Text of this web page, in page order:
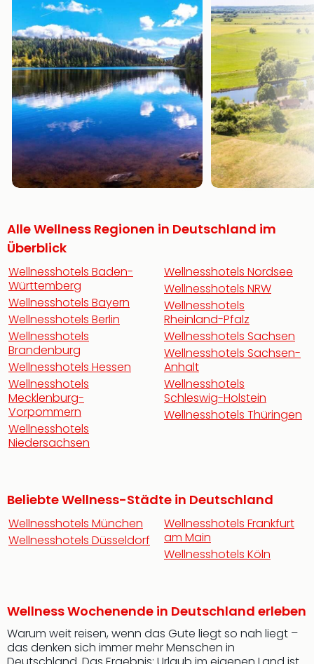
Alle Wellness Regionen in Deutschland im
Überblick
Wellnesshotels Baden-
Württemberg
Wellnesshotels Bayern
Wellnesshotels Berlin
Wellnesshotels
Brandenburg
Wellnesshotels Hessen
Wellnesshotels
Mecklenburg-
Vorpommern
Wellnesshotels
Niedersachsen
Wellnesshotels Nordsee
Wellnesshotels NRW
Wellnesshotels
Rheinland-Pfalz
Wellnesshotels Sachsen
Wellnesshotels Sachsen-
Anhalt
Wellnesshotels
Schleswig-Holstein
Wellnesshotels Thüringen
Beliebte Wellness-Städte in Deutschland
Wellnesshotels München
Wellnesshotels Düsseldorf
Wellnesshotels Frankfurt
am Main
Wellnesshotels Köln
Wellness Wochenende in Deutschland erleben
Warum weit reisen, wenn das Gute liegt so nah liegt –
das denken sich immer mehr Menschen in